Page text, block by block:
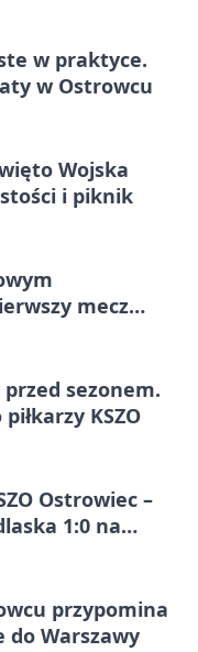
w praktyce.
w Ostrowcu
Wojska
i piknik
mecz
sezonem.
KSZO
Ostrowiec –
1:0 na
przypomina
do Warszawy